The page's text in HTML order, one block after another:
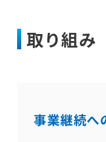
取り組み
事業継続へ